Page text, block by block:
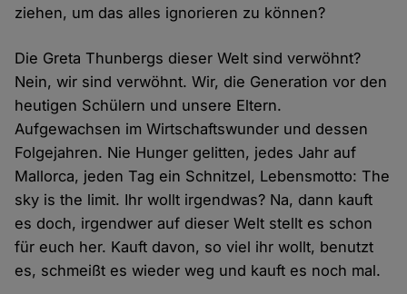
ziehen, um das alles ignorieren zu können?
Die Greta Thunbergs dieser Welt sind verwöhnt?
Nein, wir sind verwöhnt. Wir, die Generation vor den
heutigen Schülern und unsere Eltern.
Aufgewachsen im Wirtschaftswunder und dessen
Folgejahren. Nie Hunger gelitten, jedes Jahr auf
Mallorca, jeden Tag ein Schnitzel, Lebensmotto: The
sky is the limit. Ihr wollt irgendwas? Na, dann kauft
es doch, irgendwer auf dieser Welt stellt es schon
für euch her. Kauft davon, so viel ihr wollt, benutzt
es, schmeißt es wieder weg und kauft es noch mal.